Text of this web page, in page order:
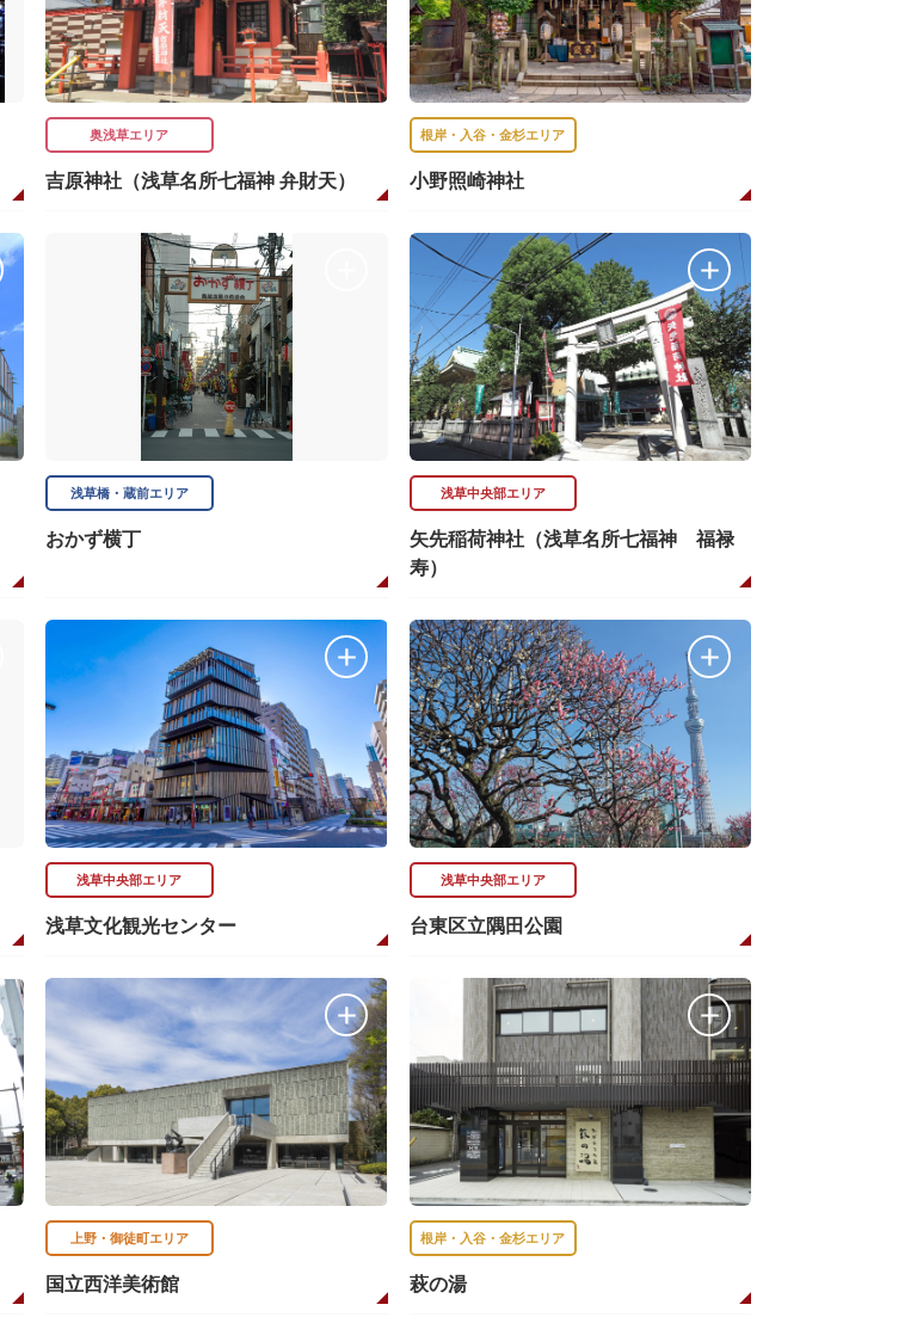
奥浅草エリア
吉原神社（浅草名所七福神 弁財天）
根岸・入谷・金杉エリア
小野照崎神社
浅草橋・蔵前エリア
おかず横丁
浅草中央部エリア
矢先稲荷神社（浅草名所七福神 福禄
寿）
浅草中央部エリア
浅草文化観光センター
浅草中央部エリア
台東区立隅田公園
上野・御徒町エリア
国立西洋美術館
根岸・入谷・金杉エリア
萩の湯